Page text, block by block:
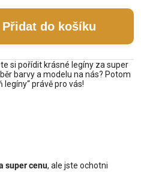
Přidat do košíku
si pořídit krásné legíny za super
barvy a modelu na nás? Potom
legíny“ právě pro vás!
super cenu, ale jste ochotni